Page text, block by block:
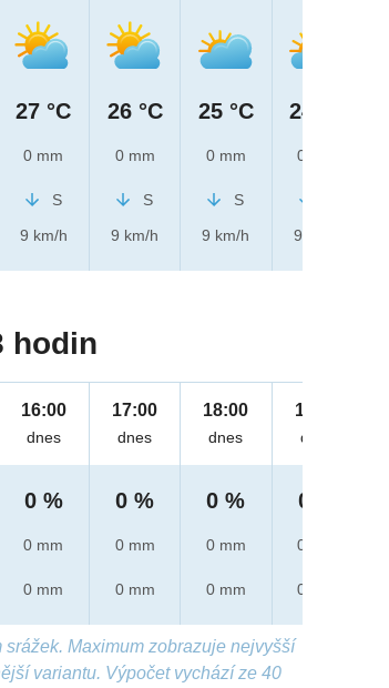
27 °C
0 mm
S
9 km/h
26 °C
0 mm
S
9 km/h
25 °C
0 mm
S
9 km/h
24 °C
0 mm
9 km/h
hodin
16:00
dnes
0 %
0 mm
0 mm
17:00
dnes
0 %
0 mm
0 mm
18:00
dnes
0 %
0 mm
0 mm
19:00
dnes
0 %
0 mm
0 mm
Maximum zobrazuje nejvyšší
variantu. Výpočet vychází ze 40